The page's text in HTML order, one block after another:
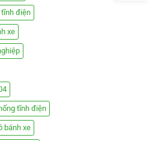
điện
xe
tĩnh điện
bánh xe